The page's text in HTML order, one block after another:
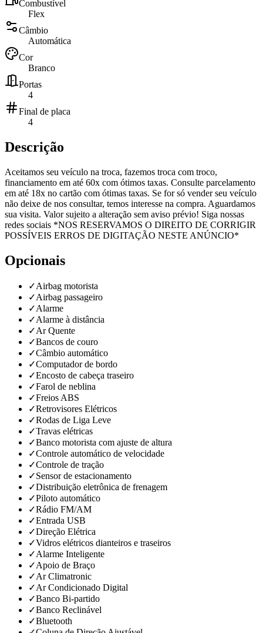
Combustível
Flex
Câmbio
Automática
Cor
Branco
Portas
4
Final de placa
4
Descrição
Aceitamos seu veículo na troca, fazemos troca com troco,
financiamento em até 60x com ótimos taxas. Consulte parcelamento
em até 18x no cartão com ótimas taxas. Se for só vender seu veículo
não deixe de nos consultar, temos interesse na compra. Aguardamos
sua visita. Valor sujeito a alteração sem aviso prévio! Siga nossas
redes sociais *NOS RESERVAMOS O DIREITO DE CORRIGIR
POSSÍVEIS ERROS DE DIGITAÇÃO NESTE ANÚNCIO*
Opcionais
✓Airbag motorista
✓Airbag passageiro
✓Alarme
✓Alarme à distância
✓Ar Quente
✓Bancos de couro
✓Câmbio automático
✓Computador de bordo
✓Encosto de cabeça traseiro
✓Farol de neblina
✓Freios ABS
✓Retrovisores Elétricos
✓Rodas de Liga Leve
✓Travas elétricas
✓Banco motorista com ajuste de altura
✓Controle automático de velocidade
✓Controle de tração
✓Sensor de estacionamento
✓Distribuição eletrônica de frenagem
✓Piloto automático
✓Rádio FM/AM
✓Entrada USB
✓Direção Elétrica
✓Vidros elétricos dianteiros e traseiros
✓Alarme Inteligente
✓Apoio de Braço
✓Ar Climatronic
✓Ar Condicionado Digital
✓Banco Bi-partido
✓Banco Reclinável
✓Bluetooth